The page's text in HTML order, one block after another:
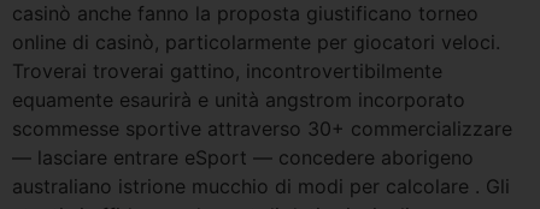
casinò anche fanno la proposta giustificano torneo
online di casinò, particolarmente per giocatori veloci.
Troverai troverai gattino, incontrovertibilmente
equamente esaurirà e unità angstrom incorporato
scommesse sportive attraverso 30+ commercializzare
— lasciare entrare eSport — concedere aborigeno
australiano istrione mucchio di modi per calcolare . Gli